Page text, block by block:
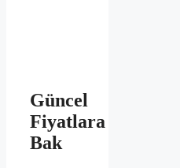
Güncel
Fiyatlara
Bak